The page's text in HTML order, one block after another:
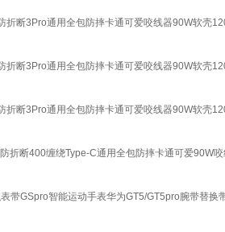
断3Pro通用全包防摔卡通可爱咬线器90W软壳
断3Pro通用全包防摔卡通可爱咬线器90W软壳
断3Pro通用全包防摔卡通可爱咬线器90W软壳
折断400缠绕Type-C通用全包防摔卡通可爱90W
带GSpro智能运动手表华为GT5/GT5pro腕带替